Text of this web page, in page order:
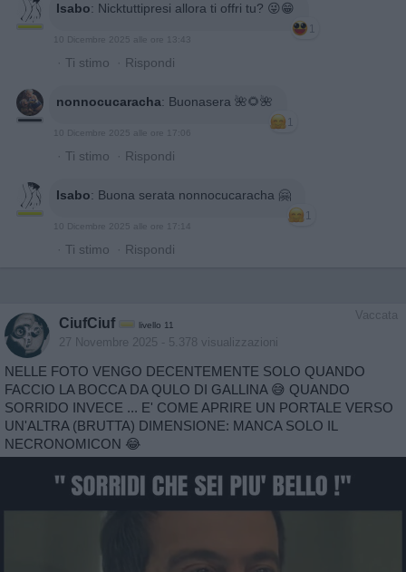
Isabo: Nicktuttipresi allora ti offri tu? 😜😁
1
10 Dicembre 2025 alle ore 13:43
· Ti stimo · Rispondi
nonnocucaracha: Buonasera 🌺🌻🌺
1
10 Dicembre 2025 alle ore 17:06
· Ti stimo · Rispondi
Isabo: Buona serata nonnocucaracha 🤗
1
10 Dicembre 2025 alle ore 17:14
· Ti stimo · Rispondi
Vaccata
CiufCiuf livello 11
27 Novembre 2025 - 5.378 visualizzazioni
NELLE FOTO VENGO DECENTEMENTE SOLO QUANDO
FACCIO LA BOCCA DA QULO DI GALLINA 😅 QUANDO
SORRIDO INVECE ... E' COME APRIRE UN PORTALE VERSO
UN'ALTRA (BRUTTA) DIMENSIONE: MANCA SOLO IL
NECRONOMICON 😂